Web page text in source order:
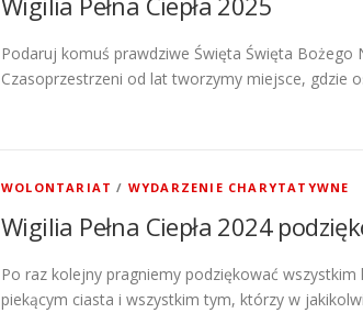
Podaruj komuś prawdziwe Święta Święta
Czasoprzestrzeni od lat tworzymy miejsce, gdzie
WOLONTARIAT / WYDARZENIE CHARYTATYWNE
Wigilia Pełna Ciepła 2024
Po raz kolejny pragniemy podziękować
piekącym ciasta i wszystkim tym, którzy w